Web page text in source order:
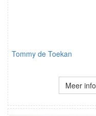
Tommy de Toekan
Meer info